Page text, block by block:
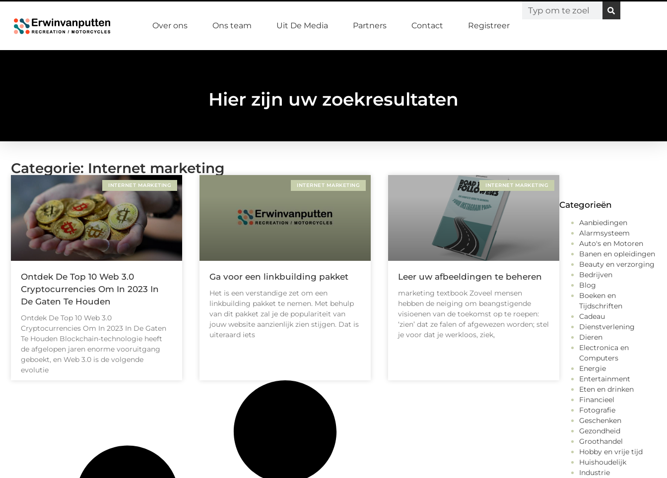
Over ons Ons team Uit De Media Partners Contact Registreer
Hier zijn uw zoekresultaten
Categorie: Internet marketing
INTERNET MARKETING
Ontdek De Top 10 Web 3.0
Cryptocurrencies Om In 2023 In
De Gaten Te Houden
Ontdek De Top 10 Web 3.0
Cryptocurrencies Om In 2023 In De Gaten
Te Houden Blockchain-technologie heeft
de afgelopen jaren enorme vooruitgang
geboekt, en Web 3.0 is de volgende
evolutie
INTERNET MARKETING
Ga voor een linkbuilding pakket
Het is een verstandige zet om een
linkbuilding pakket te nemen. Met behulp
van dit pakket zal je de populariteit van
jouw website aanzienlijk zien stijgen. Dat is
uiteraard iets
INTERNET MARKETING
Leer uw afbeeldingen te beheren
marketing textbook Zoveel mensen
hebben de neiging om beangstigende
visioenen van de toekomst op te roepen:
‘zien’ dat ze falen of afgewezen worden; stel
je voor dat je werkloos, ziek,
Categorieën
Aanbiedingen
Alarmsysteem
Auto's en Motoren
Banen en opleidingen
Beauty en verzorging
Bedrijven
Blog
Boeken en
Tijdschriften
Cadeau
Dienstverlening
Dieren
Electronica en
Computers
Energie
Entertainment
Eten en drinken
Financieel
Fotografie
Geschenken
Gezondheid
Groothandel
Hobby en vrije tijd
Huishoudelijk
Industrie